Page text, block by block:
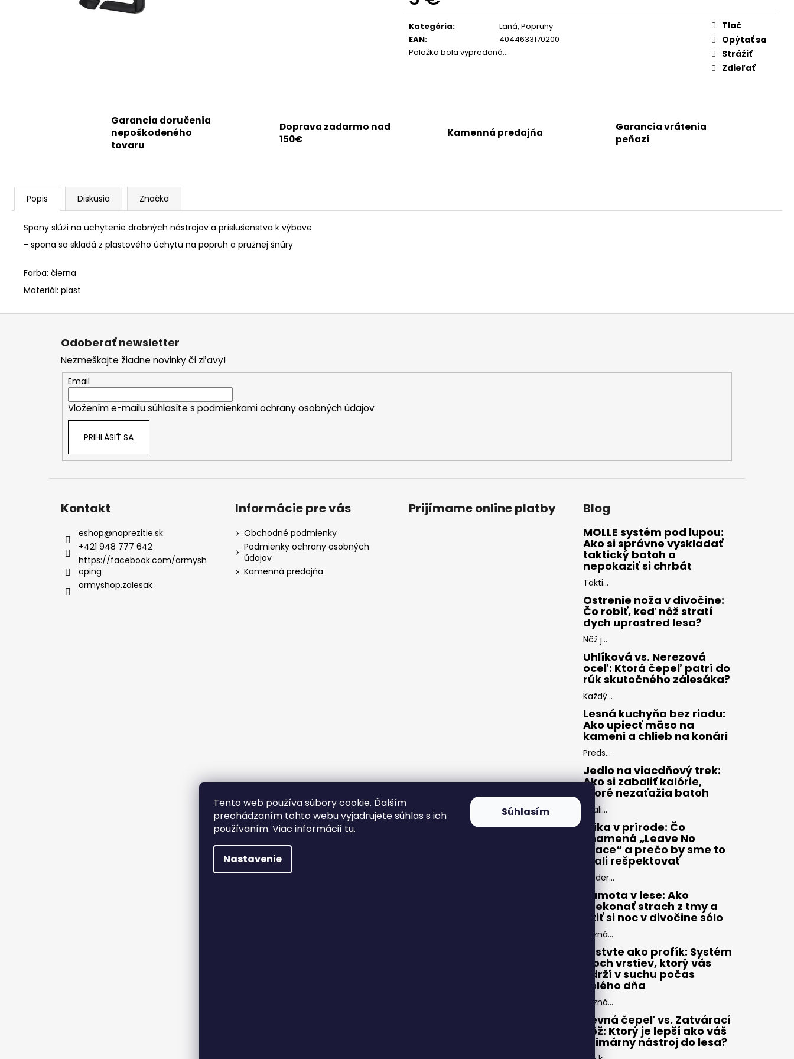
Tento web používa súbory cookie. Ďalším
prechádzaním tohto webu vyjadrujete súhlas s ich
používaním. Viac informácií tu.
Nastavenie
Súhlasím
Jednotková
cena:
Kategória:
Laná, Popruhy
EAN:
4044633170200
Položka bola vypredaná…
Tlač
Opýtať sa
Strážiť
Zdieľať
Garancia doručenia
nepoškodeného
tovaru
Doprava zadarmo nad
150€
Kamenná predajňa
Garancia vrátenia
peňazí
Popis Diskusia Značka
Spony slúži na uchytenie drobných nástrojov a príslušenstva k výbave
- spona sa skladá z plastového úchytu na popruh a pružnej šnúry
Farba: čierna
Materiál: plast
Z
Odoberať newsletter
Nezmeškajte žiadne novinky či zľavy!
Email
Vložením e-mailu súhlasíte s podmienkami ochrany osobných údajov
PRIHLÁSIŤ SA
Kontakt
eshop@naprezitie.sk
+421 948 777 642
https://facebook.com/armysh
oping
armyshop.zalesak
Informácie pre vás
Obchodné podmienky
Podmienky ochrany osobných
údajov
Kamenná predajňa
Prijímame online platby Blog
MOLLE systém pod lupou:
Ako si správne vyskladať
taktický batoh a
nepokaziť si chrbát
Takti...
Ostrenie noža v divočine:
Čo robiť, keď nôž stratí
dych uprostred lesa?
Nôž j...
Uhlíková vs. Nerezová
oceľ: Ktorá čepeľ patrí do
rúk skutočného zálesáka?
Každý...
Lesná kuchyňa bez riadu:
Ako upiecť mäso na
kameni a chlieb na konári
Preds...
Jedlo na viacdňový trek:
Ako si zabaliť kalórie,
ktoré nezaťažia batoh
Zbali...
Etika v prírode: Čo
znamená „Leave No
Trace“ a prečo by sme to
mali rešpektovať
Moder...
Samota v lese: Ako
prekonať strach z tmy a
užiť si noc v divočine sólo
Pozná...
Vrstvte ako profík: Systém
troch vrstiev, ktorý vás
udrží v suchu počas
celého dňa
Pozná...
Pevná čepeľ vs. Zatvárací
nôž: Ktorý je lepší ako váš
primárny nástroj do lesa?